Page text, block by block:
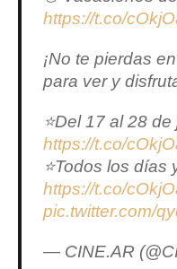
https://t.co/
¡No te pierdas
para ver y
⭐️Del 17 al 28
https://t.co/
⭐Todos los días
https://t.co/
pic.twitter.com/
— CINE.AR